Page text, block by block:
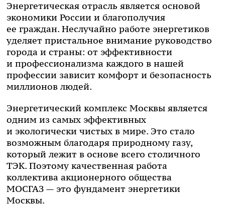
Энергетическая отрасль является основой
экономики России и благополучия
ее граждан. Неслучайно работе энергетиков
уделяет пристальное внимание руководство
города и страны: от эффективности
и профессионализма каждого в нашей
профессии зависит комфорт и безопасность
миллионов людей.
Энергетический комплекс Москвы является
одним из самых эффективных
и экологически чистых в мире. Это стало
возможным благодаря природному газу,
который лежит в основе всего столичного
ТЭК. Поэтому качественная работа
коллектива акционерного общества
МОСГАЗ — это фундамент энергетики
Москвы.